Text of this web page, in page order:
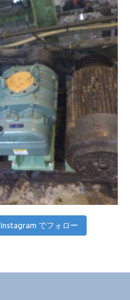
Instagram でフォロー